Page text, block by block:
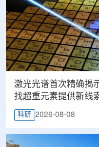
激光光谱首次精确揭
找超重元素提供新线
科研 2026-08-08